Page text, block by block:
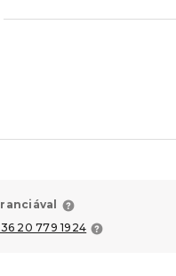
20 779 1924